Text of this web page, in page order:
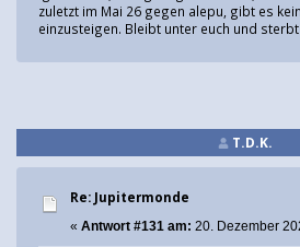
zuletzt im Mai 26 gegen alepu, gibt es
einzusteigen. Bleibt unter euch und
T.D.K.
Re: Jupitermonde
« Antwort #131 am: 20. Dezember